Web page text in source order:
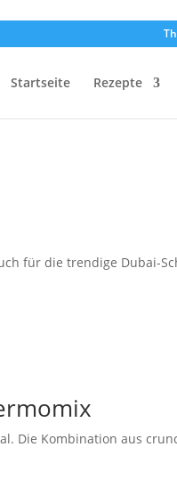
Startseite Rezepte
für die trendige Dubai-
Die Kombination aus